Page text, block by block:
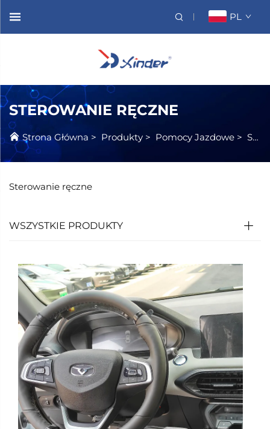
PL
STEROWANIE RĘCZNE
Strona Główna > Produkty > Pomocy Jazdowe > Sterowanie Ręczne
Sterowanie ręczne
WSZYSTKIE PRODUKTY